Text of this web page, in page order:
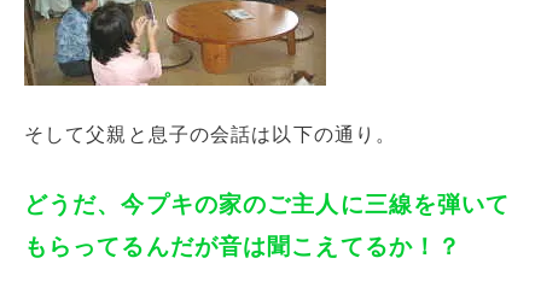
そして父親と息子の会話は以下の通り。
どうだ、今プキの家のご主人に三線を弾いて
もらってるんだが音は聞こえてるか！？